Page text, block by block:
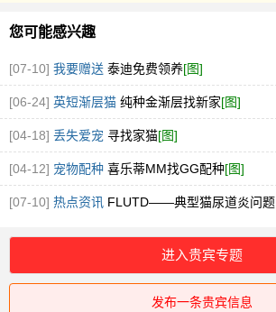
您可能感兴趣
[07-10] 我要赠送 泰迪免费领养[图]
[06-24] 英短渐层猫 纯种金渐层找新家[图]
[04-18] 丢失爱宠 寻找家猫[图]
[04-12] 宠物配种 喜乐蒂MM找GG配种[图]
[07-10] 热点资讯 FLUTD——典型猫尿道炎问题
进入贵宾专题
发布一条贵宾信息